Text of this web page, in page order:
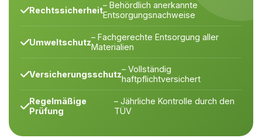
Rechtssicherheit– Behördlich anerkannte
Entsorgungsnachweise
Umweltschutz– Fachgerechte Entsorgung aller
Materialien
Versicherungsschutz– Vollständig
haftpflichtversichert
Regelmäßige
Prüfung
– Jährliche Kontrolle durch den
TÜV